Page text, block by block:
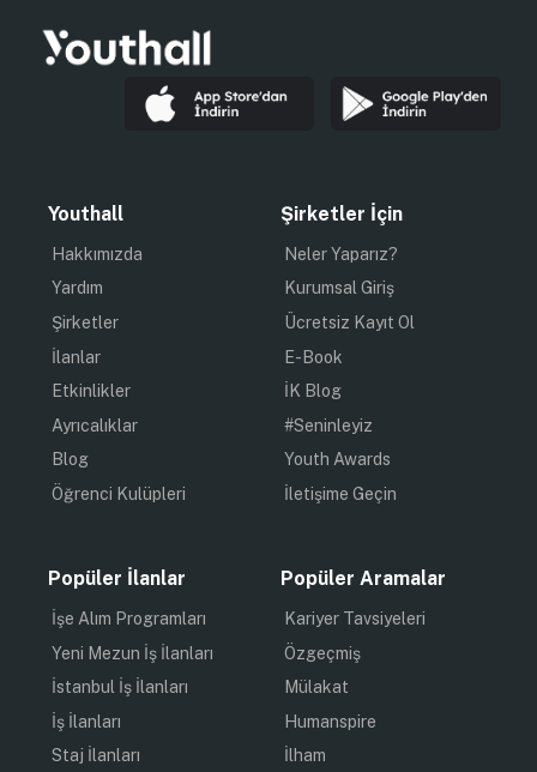
Youthall
Hakkımızda
Yardım
Şirketler
İlanlar
Etkinlikler
Ayrıcalıklar
Blog
Öğrenci Kulüpleri
Şirketler İçin
Neler Yaparız?
Kurumsal Giriş
Ücretsiz Kayıt Ol
E-Book
İK Blog
#Seninleyiz
Youth Awards
İletişime Geçin
Popüler İlanlar
İşe Alım Programları
Yeni Mezun İş İlanları
İstanbul İş İlanları
İş İlanları
Staj İlanları
Popüler Aramalar
Kariyer Tavsiyeleri
Özgeçmiş
Mülakat
Humanspire
İlham